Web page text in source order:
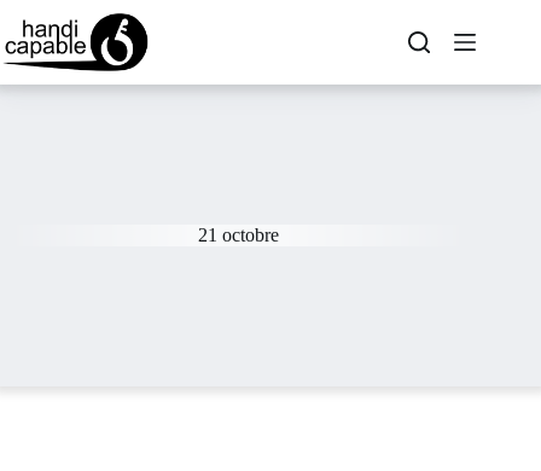
21 octobre